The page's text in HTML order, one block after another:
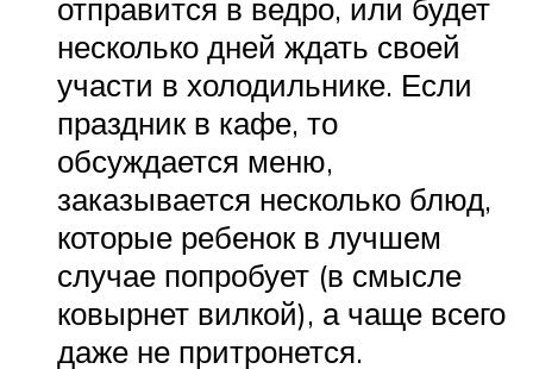
отправится в ведро, или будет
несколько дней ждать своей
участи в холодильнике. Если
праздник в кафе, то
обсуждается меню,
заказывается несколько блюд,
которые ребенок в лучшем
случае попробует (в смысле
ковырнет вилкой), а чаще всего
даже не притронется.